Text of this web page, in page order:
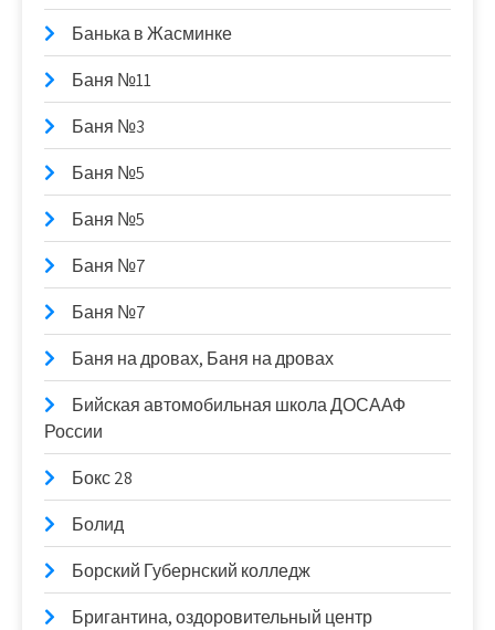
Банька в Жасминке
Баня №11
Баня №3
Баня №5
Баня №5
Баня №7
Баня №7
Баня на дровах, Баня на дровах
Бийская автомобильная школа ДОСААФ
России
Бокс 28
Болид
Борский Губернский колледж
Бригантина, оздоровительный центр